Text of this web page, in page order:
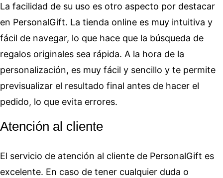
La facilidad de su uso es otro aspecto por destacar
en PersonalGift. La tienda online es muy intuitiva y
fácil de navegar, lo que hace que la búsqueda de
regalos originales sea rápida. A la hora de la
personalización, es muy fácil y sencillo y te permite
previsualizar el resultado final antes de hacer el
pedido, lo que evita errores.
Atención al cliente
El servicio de atención al cliente de PersonalGift es
excelente. En caso de tener cualquier duda o